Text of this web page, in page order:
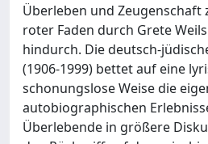
Überleben und Zeugenschaft
roter Faden durch Grete
hindurch. Die deutsch-
(1906-1999) bettet auf eine
schonungslose Weise die
autobiographischen
Überlebende in größere